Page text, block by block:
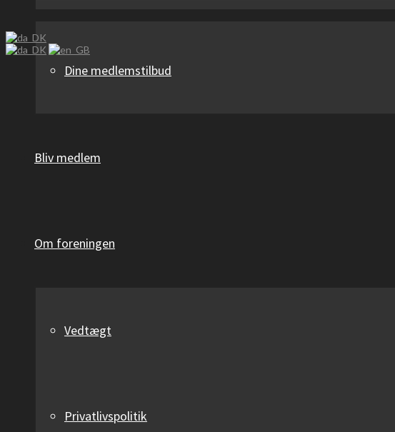
Dine medlemstilbud
Bliv medlem
Om foreningen
Vedtægt
Privatlivspolitik